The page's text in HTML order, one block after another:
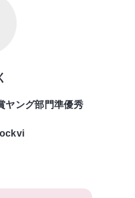
ヤング部門準優秀